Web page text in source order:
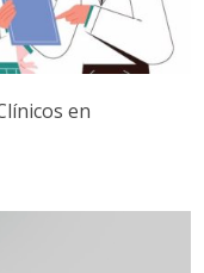
en